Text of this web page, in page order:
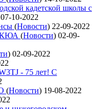
кадетской школы с
07-10-2022
(Новости) 22-09-2022
КЮА (Новости) 02-09-
) 02-09-2022
- 75 лет! С
(Новости) 19-08-2022